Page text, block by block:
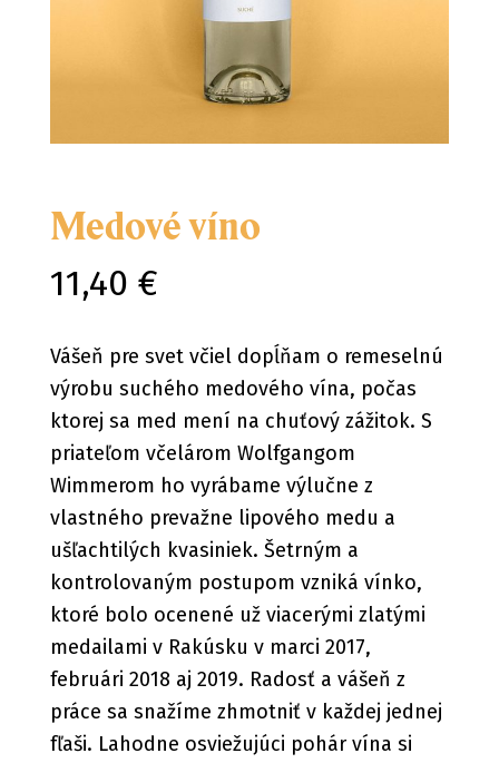
Medové víno
11,40 €
Vášeň pre svet včiel dopĺňam o remeselnú
výrobu suchého medového vína, počas
ktorej sa med mení na chuťový zážitok. S
priateľom včelárom Wolfgangom
Wimmerom ho vyrábame výlučne z
vlastného prevažne lipového medu a
ušľachtilých kvasiniek. Šetrným a
kontrolovaným postupom vzniká vínko,
ktoré bolo ocenené už viacerými zlatými
medailami v Rakúsku v marci 2017,
februári 2018 aj 2019. Radosť a vášeň z
práce sa snažíme zhmotniť v každej jednej
fľaši. Lahodne osviežujúci pohár vína si